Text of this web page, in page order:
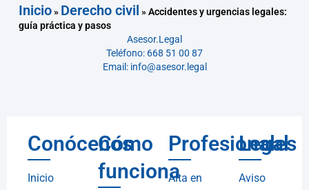
Inicio» Derecho civil »Accidentes y urgencias legales:
guía práctica y pasos
Asesor.Legal
Teléfono: 668 51 00 87
Email: info@asesor.legal
Conócenos
Inicio
Cómo
funciona
Profesionales
Alta en
Legal
Aviso